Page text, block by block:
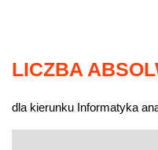
LICZBA
dla kierunku Informatyka